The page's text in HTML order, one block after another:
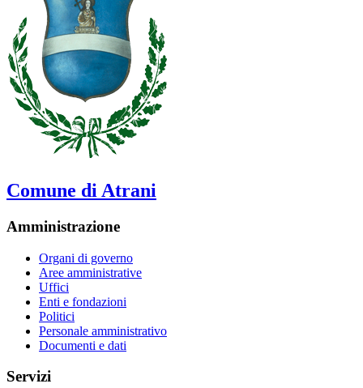
Comune di Atrani
Amministrazione
Organi di governo
Aree amministrative
Uffici
Enti e fondazioni
Politici
Personale amministrativo
Documenti e dati
Servizi